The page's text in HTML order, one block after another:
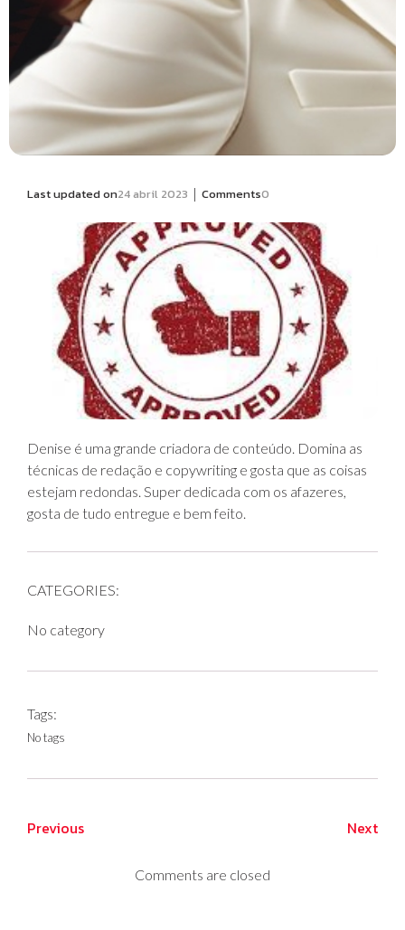
Last updated on24 abril 2023 | Comments0
Denise é uma grande criadora de conteúdo. Domina as
técnicas de redação e copywriting e gosta que as coisas
estejam redondas. Super dedicada com os afazeres,
gosta de tudo entregue e bem feito.
CATEGORIES:
No category
Tags:
No tags
Previous Next
Comments are closed